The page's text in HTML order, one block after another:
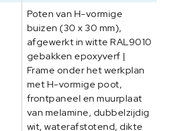
Poten van H-vormige
buizen (30 x 30 mm),
afgewerkt in witte RAL9010
gebakken epoxyverf |
Frame onder het werkplan
met H-vormige poot,
frontpaneel en muurplaat
van melamine, dubbelzijdig
wit, waterafstotend, dikte